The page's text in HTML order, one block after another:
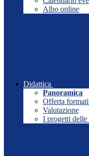
Albo online
Didattica
Panoramica
Offerta
Valutazione
I progetti delle